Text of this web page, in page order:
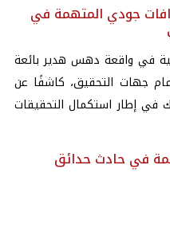
جودي المتهمة في
في واقعة دهس هدير بائعة
جهات التحقيق، كاشفًا عن
في إطار استكمال التحقيقات
في حادث حدائق